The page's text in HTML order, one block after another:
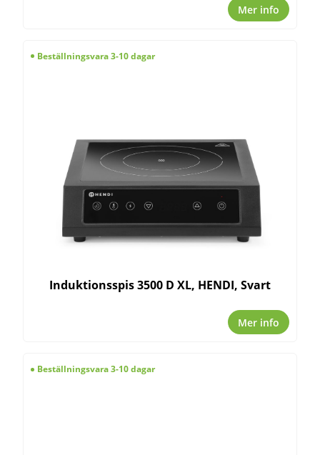
Mer info
Beställningsvara 3-10 dagar
Induktionsspis 3500 D XL, HENDI, Svart
Mer info
Beställningsvara 3-10 dagar